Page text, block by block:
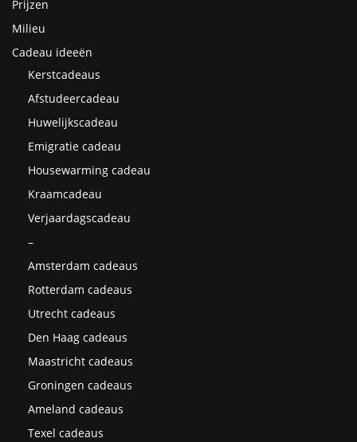
Prijzen
Milieu
Cadeau ideeën
Kerstcadeaus
Afstudeercadeau
Huwelijkscadeau
Emigratie cadeau
Housewarming cadeau
Kraamcadeau
Verjaardagscadeau
–
Amsterdam cadeaus
Rotterdam cadeaus
Utrecht cadeaus
Den Haag cadeaus
Maastricht cadeaus
Groningen cadeaus
Ameland cadeaus
Texel cadeaus